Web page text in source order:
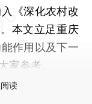
《深化农村改
本文立足重庆
作用以及下一
家参考。
读